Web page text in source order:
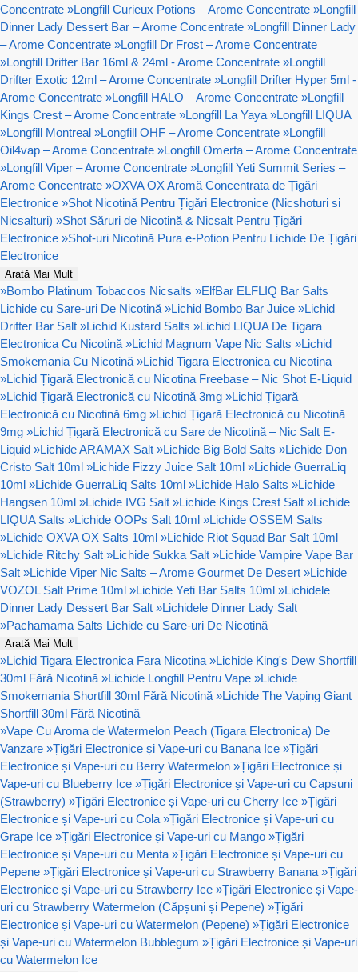
Concentrate »Longfill Curieux Potions – Arome Concentrate »Longfill
Dinner Lady Dessert Bar – Arome Concentrate »Longfill Dinner Lady
– Arome Concentrate »Longfill Dr Frost – Arome Concentrate
»Longfill Drifter Bar 16ml & 24ml - Arome Concentrate »Longfill
Drifter Exotic 12ml – Arome Concentrate »Longfill Drifter Hyper 5ml -
Arome Concentrate »Longfill HALO – Arome Concentrate »Longfill
Kings Crest – Arome Concentrate »Longfill La Yaya »Longfill LIQUA
»Longfill Montreal »Longfill OHF – Arome Concentrate »Longfill
Oil4vap – Arome Concentrate »Longfill Omerta – Arome Concentrate
»Longfill Viper – Arome Concentrate »Longfill Yeti Summit Series –
Arome Concentrate »OXVA OX Aromă Concentrata de Țigări
Electronice »Shot Nicotină Pentru Țigări Electronice (Nicshoturi si
Nicsalturi) »Shot Săruri de Nicotină & Nicsalt Pentru Țigări
Electronice »Shot-uri Nicotină Pura e-Potion Pentru Lichide De Țigări
Electronice
Arată Mai Mult
»Bombo Platinum Tobaccos Nicsalts »ElfBar ELFLIQ Bar Salts
Lichide cu Sare-uri De Nicotină »Lichid Bombo Bar Juice »Lichid
Drifter Bar Salt »Lichid Kustard Salts »Lichid LIQUA De Tigara
Electronica Cu Nicotină »Lichid Magnum Vape Nic Salts »Lichid
Smokemania Cu Nicotină »Lichid Tigara Electronica cu Nicotina
»Lichid Țigară Electronică cu Nicotina Freebase – Nic Shot E-Liquid
»Lichid Țigară Electronică cu Nicotină 3mg »Lichid Țigară
Electronică cu Nicotină 6mg »Lichid Țigară Electronică cu Nicotină
9mg »Lichid Țigară Electronică cu Sare de Nicotină – Nic Salt E-
Liquid »Lichide ARAMAX Salt »Lichide Big Bold Salts »Lichide Don
Cristo Salt 10ml »Lichide Fizzy Juice Salt 10ml »Lichide GuerraLiq
10ml »Lichide GuerraLiq Salts 10ml »Lichide Halo Salts »Lichide
Hangsen 10ml »Lichide IVG Salt »Lichide Kings Crest Salt »Lichide
LIQUA Salts »Lichide OOPs Salt 10ml »Lichide OSSEM Salts
»Lichide OXVA OX Salts 10ml »Lichide Riot Squad Bar Salt 10ml
»Lichide Ritchy Salt »Lichide Sukka Salt »Lichide Vampire Vape Bar
Salt »Lichide Viper Nic Salts – Arome Gourmet De Desert »Lichide
VOZOL Salt Prime 10ml »Lichide Yeti Bar Salts 10ml »Lichidele
Dinner Lady Dessert Bar Salt »Lichidele Dinner Lady Salt
»Pachamama Salts Lichide cu Sare-uri De Nicotină
Arată Mai Mult
»Lichid Tigara Electronica Fara Nicotina »Lichide King's Dew Shortfill
30ml Fără Nicotină »Lichide Longfill Pentru Vape »Lichide
Smokemania Shortfill 30ml Fără Nicotină »Lichide The Vaping Giant
Shortfill 30ml Fără Nicotină
»Vape Cu Aroma de Watermelon Peach (Tigara Electronica) De
Vanzare »Țigări Electronice și Vape-uri cu Banana Ice »Țigări
Electronice și Vape-uri cu Berry Watermelon »Țigări Electronice și
Vape-uri cu Blueberry Ice »Țigări Electronice și Vape-uri cu Capsuni
(Strawberry) »Țigări Electronice și Vape-uri cu Cherry Ice »Țigări
Electronice și Vape-uri cu Cola »Țigări Electronice și Vape-uri cu
Grape Ice »Țigări Electronice și Vape-uri cu Mango »Țigări
Electronice și Vape-uri cu Menta »Țigări Electronice și Vape-uri cu
Pepene »Țigări Electronice și Vape-uri cu Strawberry Banana »Țigări
Electronice și Vape-uri cu Strawberry Ice »Țigări Electronice și Vape-
uri cu Strawberry Watermelon (Căpșuni și Pepene) »Țigări
Electronice și Vape-uri cu Watermelon (Pepene) »Țigări Electronice
și Vape-uri cu Watermelon Bubblegum »Țigări Electronice și Vape-uri
cu Watermelon Ice